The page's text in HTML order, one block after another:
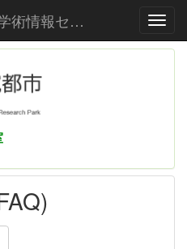
北九州学術研究都市学術情報センター
・予約の仕方